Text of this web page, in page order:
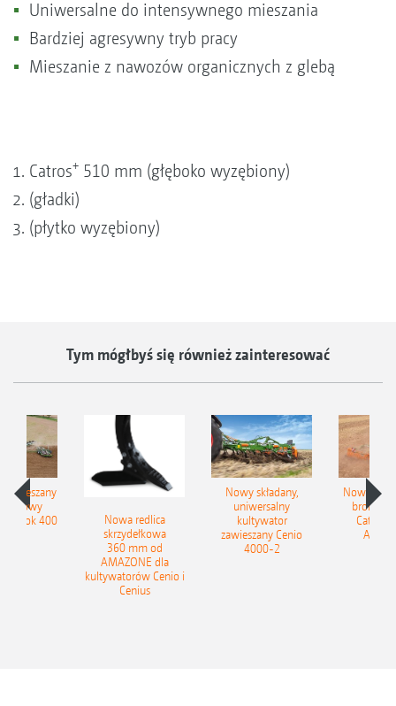
Uniwersalne do intensywnego mieszania
Bardziej agresywny tryb pracy
Mieszanie z nawozów organicznych z glebą
Catros+ 510 mm (głęboko wyzębiony)
(gładki)
(płytko wyzębiony)
Tym mógłbyś się również zainteresować
Tyrok 400
Nowa redlica
skrzydełkowa
360 mm od
AMAZONE dla
kultywatorów Cenio i
Cenius
Nowy składany,
uniwersalny
kultywator
zawieszany Cenio
4000-2
Nowe
brony